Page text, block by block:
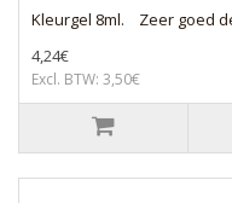
Kleurgel 8ml. Zeer goed
4,24€
Excl. BTW: 3,50€